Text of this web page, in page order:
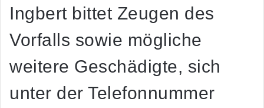
Ingbert bittet Zeugen des
Vorfalls sowie mögliche
weitere Geschädigte, sich
unter der Telefonnummer